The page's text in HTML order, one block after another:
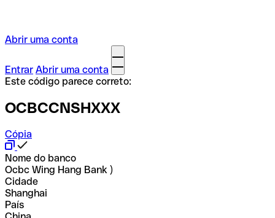
Abrir uma conta
Entrar Abrir uma conta
Este código parece correto:
OCBCCNSHXXX
Cópia
Nome do banco
Ocbc Wing Hang Bank )
Cidade
Shanghai
País